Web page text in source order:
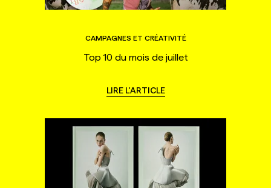
CAMPAGNES ET CRÉATIVITÉ
Top 10 du mois de juillet
LIRE L'ARTICLE